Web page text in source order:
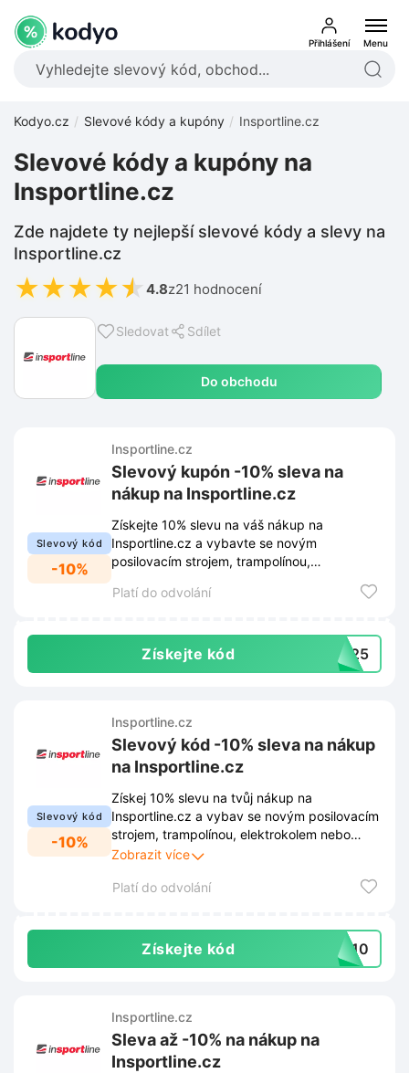
Přihlášení Menu
Kodyo.cz Slevové kódy a kupóny Insportline.cz
Sledovat Sdílet
Do obchodu
Slevové kódy a kupóny na
Insportline.cz
Zde najdete ty nejlepší slevové kódy a slevy na
Insportline.cz
★★★★★ 4.8z21 hodnocení
Slevový kód
-10%
Insportline.cz
Slevový kupón -10% sleva na
nákup na Insportline.cz
Získejte 10% slevu na váš nákup na
Insportline.cz a vybavte se novým
posilovacím strojem, trampolínou,
Platí do odvolání
Získejte kód ez25
Slevový kód
-10%
Insportline.cz
Slevový kód -10% sleva na nákup
na Insportline.cz
Získej 10% slevu na tvůj nákup na
Insportline.cz a vybav se novým posilovacím
strojem, trampolínou, elektrokolem nebo
třeba vybavením na jógu. Nakupuj výhodněji
Zobrazit více
Platí do odvolání
Získejte kód sp10
Insportline.cz
Sleva až -10% na nákup na
Insportline.cz